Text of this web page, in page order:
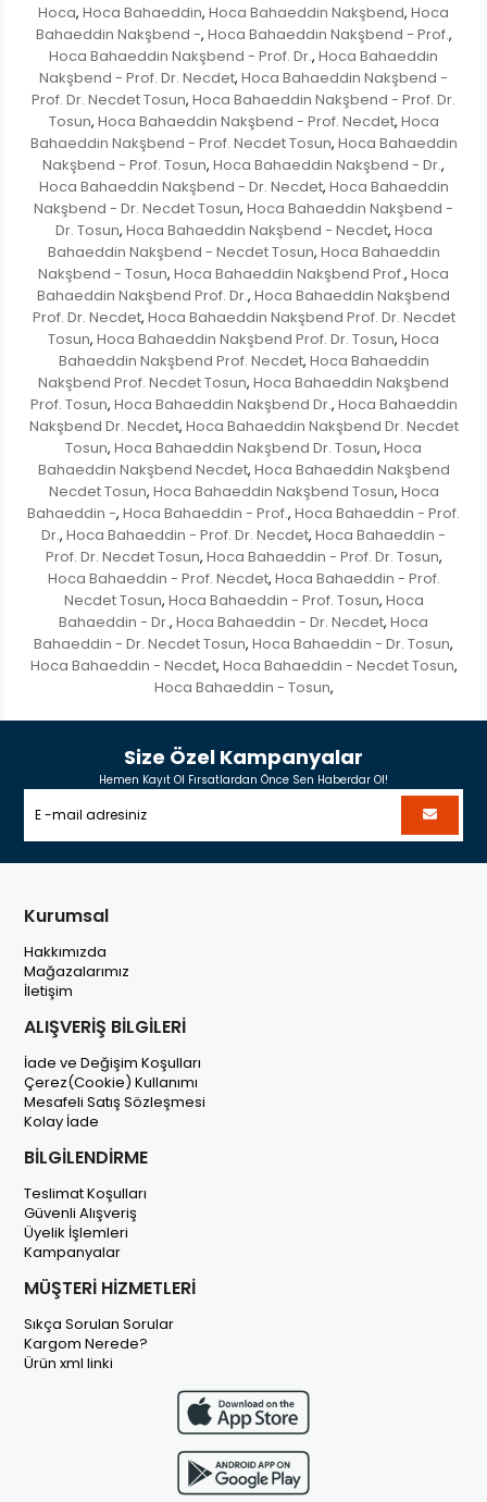
Hoca, Hoca Bahaeddin, Hoca Bahaeddin Nakşbend, Hoca
Bahaeddin Nakşbend -, Hoca Bahaeddin Nakşbend - Prof.,
Hoca Bahaeddin Nakşbend - Prof. Dr., Hoca Bahaeddin
Nakşbend - Prof. Dr. Necdet, Hoca Bahaeddin Nakşbend -
Prof. Dr. Necdet Tosun, Hoca Bahaeddin Nakşbend - Prof. Dr.
Tosun, Hoca Bahaeddin Nakşbend - Prof. Necdet, Hoca
Bahaeddin Nakşbend - Prof. Necdet Tosun, Hoca Bahaeddin
Nakşbend - Prof. Tosun, Hoca Bahaeddin Nakşbend - Dr.,
Hoca Bahaeddin Nakşbend - Dr. Necdet, Hoca Bahaeddin
Nakşbend - Dr. Necdet Tosun, Hoca Bahaeddin Nakşbend -
Dr. Tosun, Hoca Bahaeddin Nakşbend - Necdet, Hoca
Bahaeddin Nakşbend - Necdet Tosun, Hoca Bahaeddin
Nakşbend - Tosun, Hoca Bahaeddin Nakşbend Prof., Hoca
Bahaeddin Nakşbend Prof. Dr., Hoca Bahaeddin Nakşbend
Prof. Dr. Necdet, Hoca Bahaeddin Nakşbend Prof. Dr. Necdet
Tosun, Hoca Bahaeddin Nakşbend Prof. Dr. Tosun, Hoca
Bahaeddin Nakşbend Prof. Necdet, Hoca Bahaeddin
Nakşbend Prof. Necdet Tosun, Hoca Bahaeddin Nakşbend
Prof. Tosun, Hoca Bahaeddin Nakşbend Dr., Hoca Bahaeddin
Nakşbend Dr. Necdet, Hoca Bahaeddin Nakşbend Dr. Necdet
Tosun, Hoca Bahaeddin Nakşbend Dr. Tosun, Hoca
Bahaeddin Nakşbend Necdet, Hoca Bahaeddin Nakşbend
Necdet Tosun, Hoca Bahaeddin Nakşbend Tosun, Hoca
Bahaeddin -, Hoca Bahaeddin - Prof., Hoca Bahaeddin - Prof.
Dr., Hoca Bahaeddin - Prof. Dr. Necdet, Hoca Bahaeddin -
Prof. Dr. Necdet Tosun, Hoca Bahaeddin - Prof. Dr. Tosun,
Hoca Bahaeddin - Prof. Necdet, Hoca Bahaeddin - Prof.
Necdet Tosun, Hoca Bahaeddin - Prof. Tosun, Hoca
Bahaeddin - Dr., Hoca Bahaeddin - Dr. Necdet, Hoca
Bahaeddin - Dr. Necdet Tosun, Hoca Bahaeddin - Dr. Tosun,
Hoca Bahaeddin - Necdet, Hoca Bahaeddin - Necdet Tosun,
Hoca Bahaeddin - Tosun,
Size Özel Kampanyalar
Hemen Kayıt Ol Fırsatlardan Önce Sen Haberdar Ol!
Kurumsal
Hakkımızda
Mağazalarımız
İletişim
ALIŞVERİŞ BİLGİLERİ
İade ve Değişim Koşulları
Çerez(Cookie) Kullanımı
Mesafeli Satış Sözleşmesi
Kolay İade
BİLGİLENDİRME
Teslimat Koşulları
Güvenli Alışveriş
Üyelik İşlemleri
Kampanyalar
MÜŞTERİ HİZMETLERİ
Sıkça Sorulan Sorular
Kargom Nerede?
Ürün xml linki